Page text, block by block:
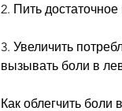
2. Пить
3. Увеличить
вызывать боли в
Как облегчить боли